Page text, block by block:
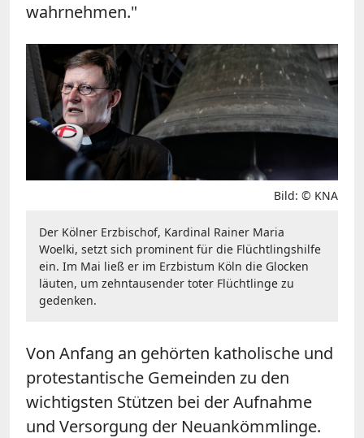
wahrnehmen."
Bild: © KNA
Der Kölner Erzbischof, Kardinal Rainer Maria
Woelki, setzt sich prominent für die Flüchtlingshilfe
ein. Im Mai ließ er im Erzbistum Köln die Glocken
läuten, um zehntausender toter Flüchtlinge zu
gedenken.
Von Anfang an gehörten katholische und
protestantische Gemeinden zu den
wichtigsten Stützen bei der Aufnahme
und Versorgung der Neuankömmlinge.